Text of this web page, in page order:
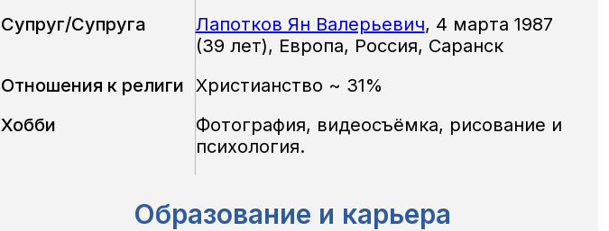
Супруг/Супруга
Лапотков Ян Валерьевич, 4 марта 1987
(39 лет), Европа, Россия, Саранск
Отношения к религи Христианство ~ 31%
Хобби
Фотография, видеосъёмка, рисование и
психология.
Образование и карьера